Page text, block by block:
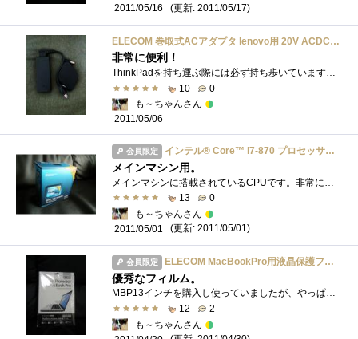
2011/05/16
(更新: 2011/05/17)
ELECOM 巻取式ACアダプタ lenovo用 20V ACDC-IB2065BKMB
非常に便利！
ThinkPadを持ち運ぶ際には必ず持ち歩いています。純正のACでもいいのですが、断然収納が簡単なので。ちょっと長さ的には短いなっと感じる場面も�...
10
0
も～ちゃんさん
2011/05/06
会員限定 インテル® Core™ i7-870 プロセッサー BX80605I7870
メインマシン用。
13
0
も～ちゃんさん
2011/05/01
(更新: 2011/05/01)
会員限定 ELECOM MacBookPro用液晶保護フィルム マット 13.3インチワイド EF-FLAMP13
優秀なフィルム。
MBP13インチを購入し使っていましたが、やっぱりギラツキが気になってしまいフィルムを貼ることにしました。しかし意外にも鮮明度が落ちが少な...
12
2
も～ちゃんさん